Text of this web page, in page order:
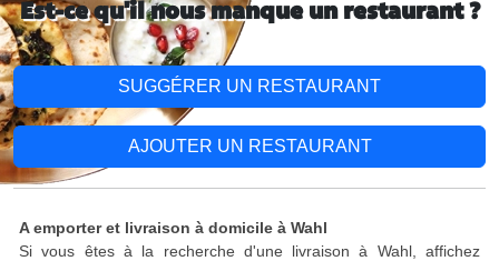
Est-ce qu'il nous manque un restaurant ?
SUGGÉRER UN RESTAURANT
AJOUTER UN RESTAURANT
A emporter et livraison à domicile à Wahl
Si vous êtes à la recherche d'une livraison à Wahl, affichez